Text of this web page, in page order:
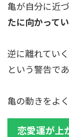
亀が自分に近
たに向かって
逆に離れていく
という警告で
亀の動きをよ
恋愛運が上